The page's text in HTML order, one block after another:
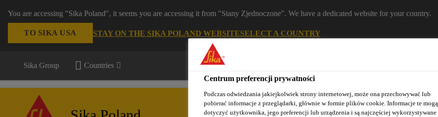
You are accessing "Sika Poland", it seems you are accessing it from "Stany Zjednoczone". We have a dedicated website for your country.
TO SIKA USA STAY ON THE SIKA POLAND WEBSITESELECT A COUNTRY
Sika Group Countries
Centrum preferencji prywatności
Podczas odwiedzania jakiejkolwiek strony internetowej, może ona przechowywać lub
pobierać informacje z przeglądarki, głównie w formie plików cookie. Informacje te mogą
dotyczyć użytkownika, jego preferencji lub urządzenia i są najczęściej wykorzystywane